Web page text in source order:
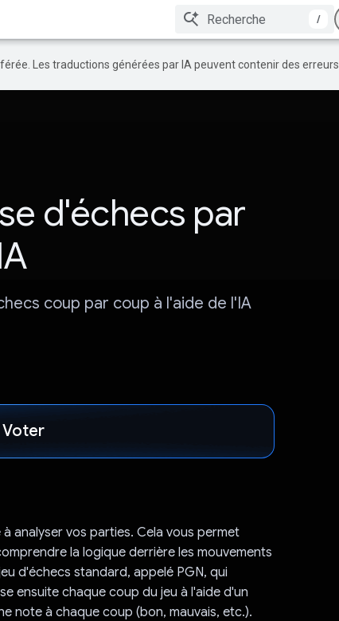
/
Les traductions générées par IA peuvent contenir des erreurs.
d'échecs par
coup par coup à l'aide de l'IA
Voter
analyser vos parties. Cela vous permet
la logique derrière les mouvements
d'échecs standard, appelé PGN, qui
ensuite chaque coup du jeu à l'aide d'un
note à chaque coup (bon, mauvais, etc.).